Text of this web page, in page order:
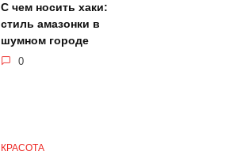
С чем носить хаки:
стиль амазонки в
шумном городе
0
КРАСОТА